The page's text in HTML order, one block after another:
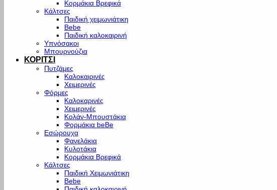
Κορμάκια Βρεφικά
Κάλτσες
Παιδική χειμωνιάτικη
Bebe
Παιδική καλοκαιρινή
Υπνόσακοι
Μπουρνούζια
ΚΟΡΙΤΣΙ
Πυτζάμες
Καλοκαιρινές
Χειμερινές
Φόρμες
Καλοκαρινές
Χειμερινές
Κολάν-Μπουστάκια
Φορμάκια beBe
Εσώρουχα
Φανελάκια
Κυλοτάκια
Κορμάκια Βρεφικά
Κάλτσες
Παιδική Χειμωνιάτικη
Bebe